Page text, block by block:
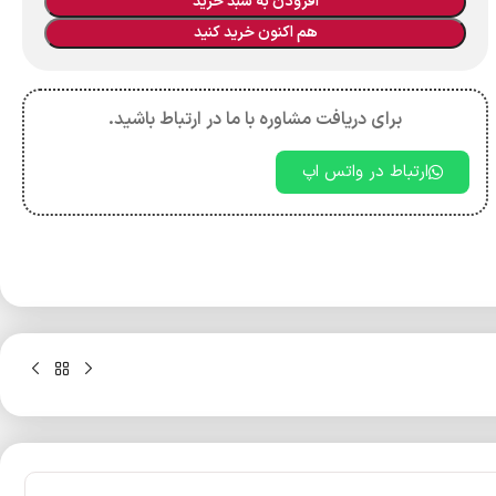
هم اکنون خرید کنید
برای دریافت مشاوره با ما در ارتباط باشید.
ارتباط در واتس اپ